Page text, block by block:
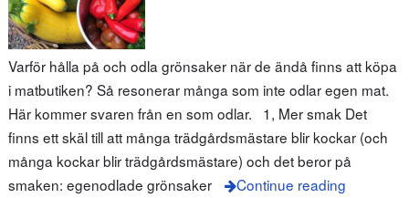
Varför hålla på och odla grönsaker när de ändå finns att köpa
i matbutiken? Så resonerar många som inte odlar egen mat.
Här kommer svaren från en som odlar. 1, Mer smak Det
finns ett skäl till att många trädgårdsmästare blir kockar (och
många kockar blir trädgårdsmästare) och det beror på
smaken: egenodlade grönsaker
Continue reading